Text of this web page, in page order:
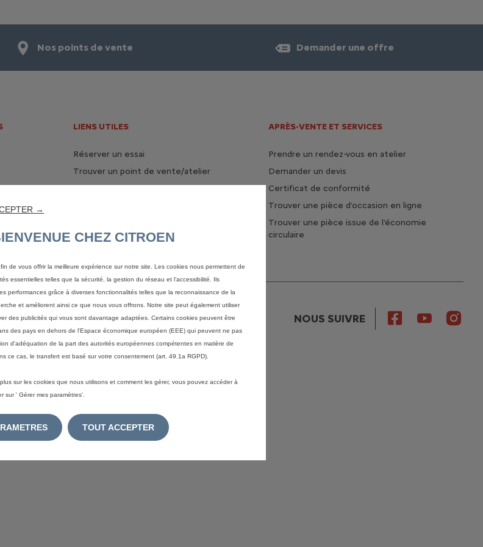
Nos points de vente Demander une offre
LIENS UTILES
Réserver un essai
Trouver un point de vente/atelier
Boutique Lifestyle
APRÈS-VENTE ET SERVICES
Prendre un rendez-vous en atelier
Demander un devis
Certificat de conformité
Trouver une pièce d’occasion en ligne
Trouver une pièce issue de l'économie
circulaire
NOUS SUIVRE
→
CHEZ CITROEN
de vous offrir la meilleure expérience sur notre site. Les cookies nous permettent de
essentielles telles que la sécurité, la gestion du réseau et l’accessibilité. Ils
performances grâce à diverses fonctionnalités telles que la reconnaissance de la
et améliorent ainsi ce que nous vous offrons. Notre site peut également utiliser
des publicités qui vous sont davantage adaptées. Certains cookies peuvent être
des pays en dehors de l'Espace économique européen (EEE) qui peuvent ne pas
d'adéquation de la part des autorités européennes compétentes en matière de
ce cas, le transfert est basé sur votre consentement (art. 49.1a RGPD).
sur les cookies que nous utilisons et comment les gérer, vous pouvez accéder à
sur ' Gérer mes paramètres'.
TOUT ACCEPTER